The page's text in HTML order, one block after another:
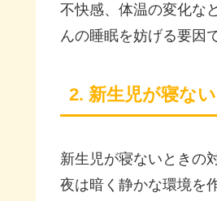
不快感、体温の変化な
んの睡眠を妨げる要因
2. 新生児が寝な
新生児が寝ないときの
夜は暗く静かな環境を